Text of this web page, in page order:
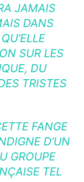
JAMAIS
DANS
SUR LES
DU
TRISTES
FANGE
D’UN
GROUPE
TEL